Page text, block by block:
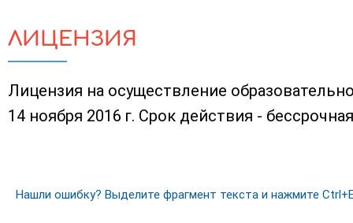
ЛИЦЕНЗИЯ
Лицензия на осуществление
14 ноября 2016 г. Срок действия -
Нашли ошибку? Выделите фрагмент текста и нажмите